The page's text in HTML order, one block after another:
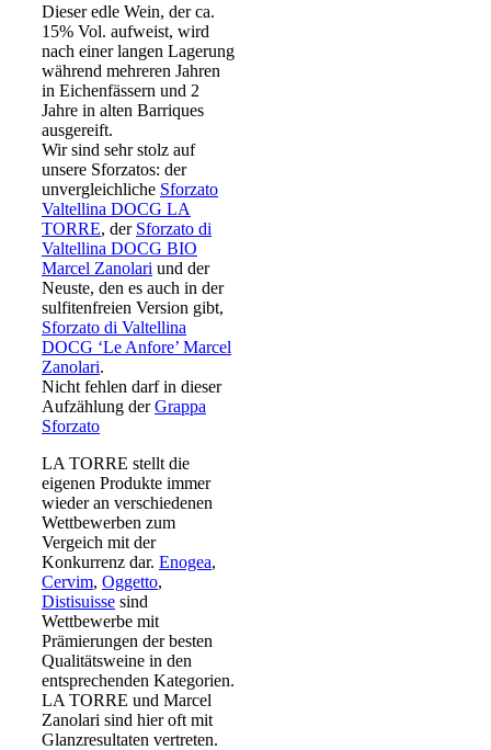
Dieser edle Wein, der ca.
15% Vol. aufweist, wird
nach einer langen Lagerung
während mehreren Jahren
in Eichenfässern und 2
Jahre in alten Barriques
ausgereift.
Wir sind sehr stolz auf
unsere Sforzatos: der
unvergleichliche Sforzato
Valtellina DOCG LA
TORRE, der Sforzato di
Valtellina DOCG BIO
Marcel Zanolari und der
Neuste, den es auch in der
sulfitenfreien Version gibt,
Sforzato di Valtellina
DOCG ‘Le Anfore’ Marcel
Zanolari.
Nicht fehlen darf in dieser
Aufzählung derGrappa
Sforzato
LA TORRE stellt die
eigenen Produkte immer
wieder an verschiedenen
Wettbewerben zum
Vergeich mit der
Konkurrenz dar. Enogea,
Cervim, Oggetto,
Distisuisse sind
Wettbewerbe mit
Prämierungen der besten
Qualitätsweine in den
entsprechenden Kategorien.
LA TORRE und Marcel
Zanolari sind hier oft mit
Glanzresultaten vertreten.